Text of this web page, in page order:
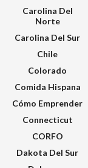
Carolina Del
Norte
Carolina Del Sur
Chile
Colorado
Comida Hispana
Cómo Emprender
Connecticut
CORFO
Dakota Del Sur